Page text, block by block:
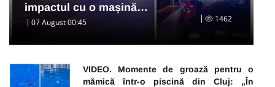
impactul cu o mașină…
07 August 00:45 1462
VIDEO. Momente de groază pentru o
mămică într-o piscină din Cluj: „În